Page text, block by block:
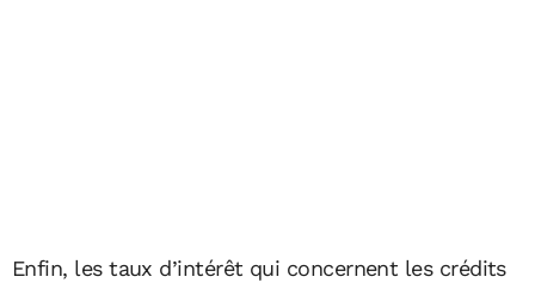
Enfin, les taux d’intérêt qui concernent les crédits